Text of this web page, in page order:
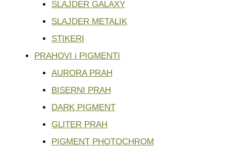
SLAJDER GALAXY
SLAJDER METALIK
STIKERI
PRAHOVI i PIGMENTI
AURORA PRAH
BISERNI PRAH
DARK PIGMENT
GLITER PRAH
PIGMENT PHOTOCHROM